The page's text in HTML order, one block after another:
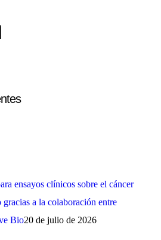
ensayos clínicos sobre el cáncer
a la colaboración entre
Bio20 de julio de 2026